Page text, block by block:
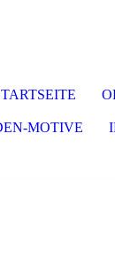
MOTIVE